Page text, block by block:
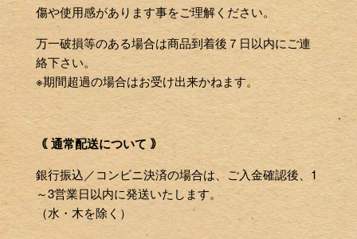
傷や使用感があります事をご理解ください。
万一破損等のある場合は商品到着後７日以内にご連
絡下さい。
※期間超過の場合はお受け出来かねます。
｟ 通常配送について ｠
銀行振込／コンビニ決済の場合は、ご入金確認後、1
～3営業日以内に発送いたします。
（水・木を除く）